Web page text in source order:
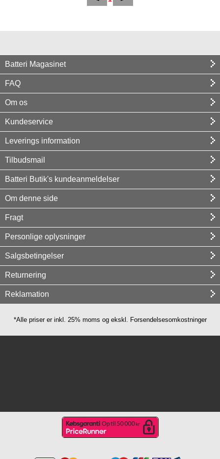
Batteri Magasinet
FAQ
Om os
Kundeservice
Leverings information
Tilbudsmail
Batteri Butik's kundeanmeldelser
Om denne side
Fragt
Personlige oplysninger
Salgsbetingelser
Returnering
Reklamation
*Alle priser er inkl. 25% moms og ekskl. Forsendelsesomkostninger